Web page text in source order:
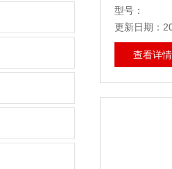
型号：
更新日期
查看详情